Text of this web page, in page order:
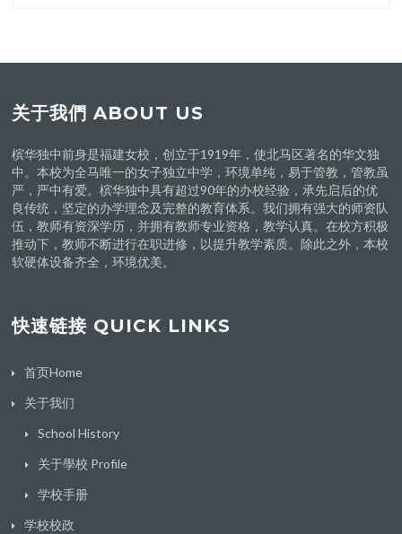
关于我們 ABOUT US
槟华独中前身是福建女校，创立于1919年，使北马区著名的华文独
中。本校为全马唯一的女子独立中学，环境单纯，易于管教，管教虽
严，严中有爱。槟华独中具有超过90年的办校经验，承先启后的优
良传统，坚定的办学理念及完整的教育体系。我们拥有强大的师资队
伍，教师有资深学历，并拥有教师专业资格，教学认真。在校方积极
推动下，教师不断进行在职进修，以提升教学素质。除此之外，本校
软硬体设备齐全，环境优美。
快速链接 QUICK LINKS
首页Home
关于我们
School History
关于學校 Profile
学校手册
学校校政